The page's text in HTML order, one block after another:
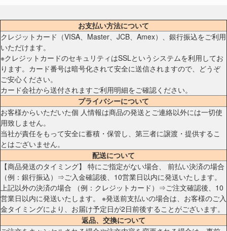
お支払い方法について
クレジットカード（VISA、Master、JCB、Amex）、銀行振込をご利用
いただけます。
※クレジットカードのセキュリティはSSLというシステムを利用してお
ります。カード番号は暗号化されて安全に送信されますので、どうぞ
ご安心ください。
カード会社から送付されますご利用明細をご確認ください。
プライバシーについて
お客様からいただいた個 人情報は商品の発送とご連絡以外には一切使
用致しません。
当社が責任をもって安全に蓄積・保管し、第三者に譲渡・提供するこ
とはございません。
配送について
【商品発送のタイミング】 特にご指定がない場合、 前払い決済の場合
（例：銀行振込）⇒ご入金確認後、10営業日以内に発送いたします。
上記以外の決済の場合 （例：クレジットカード）⇒ご注文確認後、10
営業日以内に発送いたします。 ※発送前支払いの場合は、お客様のご入
金タイミングにより、お届け予定日が2日前後することがございます。
返品、交換について